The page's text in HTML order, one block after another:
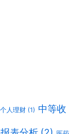
个人理财 (1) 中等收